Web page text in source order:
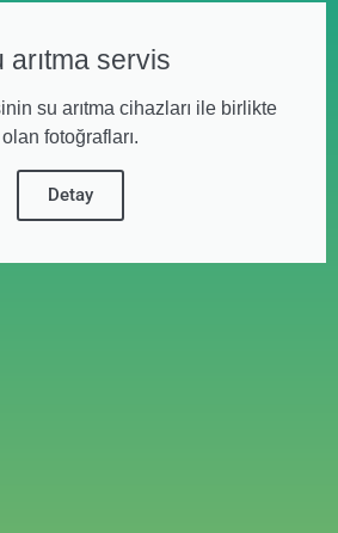
arıtma servis
su arıtma cihazları ile birlikte
olan fotoğrafları.
Detay